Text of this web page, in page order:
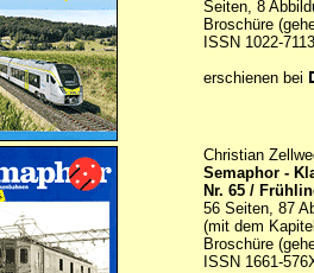
Seiten, 8
Broschüre
ISSN 1022-7113
erschienen bei
Christian
Semaphor -
Nr. 65 /
56 Seiten, 87
(mit dem
Broschüre
ISSN 1661-